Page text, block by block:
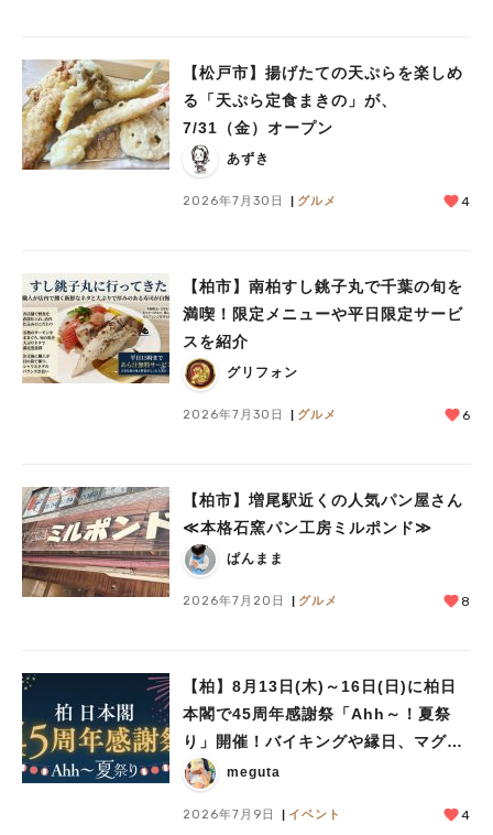
【松戸市】揚げたての天ぷらを楽しめ
る「天ぷら定食まきの」が、
7/31（金）オープン
あずき
2026年7月30日 グルメ 4
【柏市】南柏すし銚子丸で千葉の旬を
満喫！限定メニューや平日限定サービ
スを紹介
グリフォン
2026年7月30日 グルメ 6
【柏市】増尾駅近くの人気パン屋さん
≪本格石窯パン工房ミルポンド≫
ぱんまま
2026年7月20日 グルメ 8
【柏】8月13日(木)～16日(日)に柏日
本閣で45周年感謝祭「Ahh～！夏祭
り」開催！バイキングや縁日、マグロ
の解体ショーも♪
meguta
2026年7月9日 イベント 4
人気のキーワード
#ラーメン#ショッピング
#イベント#公園#教えたい／教えて投稿記事
#教えたい/こんなの見つけた